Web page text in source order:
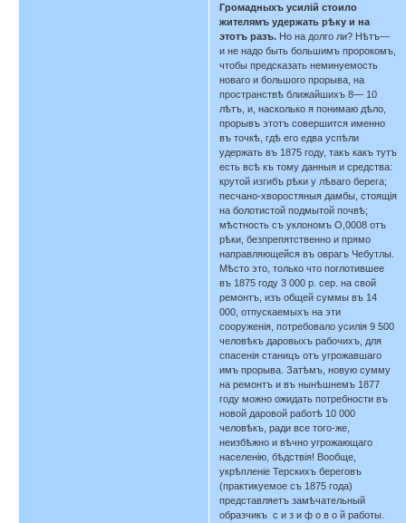
Громадныхъ усилій стоило
жителямъ удержать рѣку и на
этотъ разъ. Но на долго ли? Нѣтъ—
и не надо быть большимъ пророкомъ,
чтобы предсказать неминуемость
новаго и большого прорыва, на
пространствѣ ближайшихъ 8— 10
лѣтъ, и, насколько я понимаю дѣло,
прорывъ этотъ совершится именно
въ точкѣ, гдѣ его едва успѣли
удержать въ 1875 году, такъ какъ тутъ
есть всѣ къ тому данныя и средства:
крутой изгибъ рѣки у лѣваго берега;
песчано-хворостяныя дамбы, стоящія
на болотистой подмытой почвѣ;
мѣстность съ уклономъ О,0008 отъ
рѣки, безпрепятственно и прямо
направляющейся въ оврагъ Чебутлы.
Мѣсто это, только что поглотившее
въ 1875 году 3 000 р. сер. на свой
ремонтъ, изъ общей суммы въ 14
000, отпускаемыхъ на эти
сооруженія, потребовало усилія 9 500
человѣкъ даровыхъ рабочихъ, для
спасенія станицъ отъ угрожавшаго
имъ прорыва. Затѣмъ, новую сумму
на ремонтъ и въ нынѣшнемъ 1877
году можно ожидать потребности въ
новой даровой работѣ 10 000
человѣкъ, ради все того-же,
неизбѣжно и вѣчно угрожающаго
населенію, бѣдствія! Вообще,
укрѣпленіе Терскихъ береговъ
(практикуемое съ 1875 года)
представляетъ замѣчательный
образчикъ с и з и ф о в о й работы.